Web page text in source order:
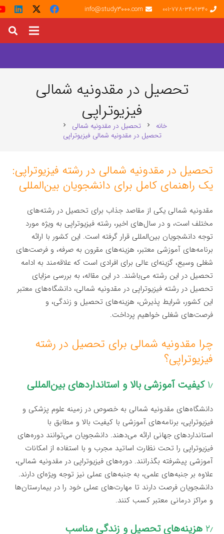
001-778-3409340
info@study3000.com
تحصیل در مقدونیه شمالی
فیزیوتراپی
خانه chevron_right تحصیل در مقدونیه شمالی chevron_right
تحصیل در مقدونیه شمالی فیزیوتراپی
تحصیل در مقدونیه شمالی در رشته فیزیوتراپی:
یک راهنمای کامل برای دانشجویان بین‌المللی
مقدونیه شمالی یکی از مقاصد جذاب برای تحصیل در رشته‌های
مختلف است، و در سال‌های اخیر، رشته فیزیوتراپی به ویژه مورد
توجه دانشجویان بین‌المللی قرار گرفته است. این کشور با ارائه
برنامه‌های آموزشی معتبر، هزینه‌های مقرون به صرفه، و فرصت‌های
شغلی وسیع، گزینه‌ای عالی برای افرادی است که علاقه‌مند به ادامه
تحصیل در این رشته می‌باشند. در این مقاله، به بررسی مزایای
تحصیل در رشته فیزیوتراپی در مقدونیه شمالی، دانشگاه‌های معتبر
این کشور، شرایط پذیرش، هزینه‌های تحصیل و زندگی، و
فرصت‌های شغلی خواهیم پرداخت.
چرا مقدونیه شمالی برای تحصیل در رشته
فیزیوتراپی؟
۱٫ کیفیت آموزشی بالا و استانداردهای بین‌المللی
دانشگاه‌های مقدونیه شمالی به خصوص در زمینه علوم پزشکی و
فیزیوتراپی، برنامه‌های آموزشی با کیفیت بالا و مطابق با
استانداردهای جهانی ارائه می‌دهند. دانشجویان می‌توانند دوره‌های
فیزیوتراپی را تحت نظارت اساتید مجرب و با استفاده از امکانات
آموزشی پیشرفته بگذرانند. دوره‌های فیزیوتراپی در مقدونیه شمالی،
علاوه بر جنبه‌های علمی، به جنبه‌های عملی نیز توجه ویژه‌ای دارند.
دانشجویان فرصت دارند تا مهارت‌های عملی خود را در بیمارستان‌ها
و مراکز درمانی معتبر کسب کنند.
۲٫ هزینه‌های تحصیل و زندگی مناسب